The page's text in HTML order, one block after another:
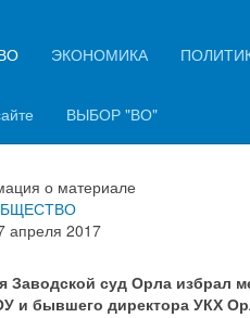
ЭКОНОМИКА
ВЫБОР "ВО"
арест
о материале
апреля 2017
Заводской суд Орла избрал
и бывшего директора УКХ